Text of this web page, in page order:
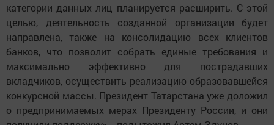
категории данных лиц планируется расширить. С этой
целью, деятельность созданной организации будет
направлена, также на консолидацию всех клиентов
банков, что позволит собрать единые требования и
максимально эффективно для пострадавших
вкладчиков, осуществить реализацию образовавшейся
конкурсной массы. Президент Татарстана уже доложил
о предпринимаемых мерах Президенту России, и они